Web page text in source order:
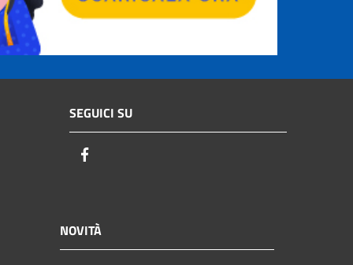
SEGUICI SU
NOVITÀ